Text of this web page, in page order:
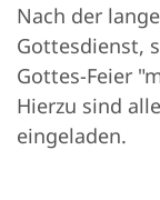
Nach der
Gottesdienst,
Gottes-Feier
Hierzu sind
eingeladen.